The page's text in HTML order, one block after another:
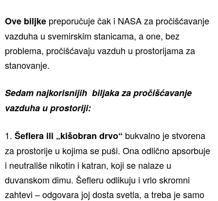
Ove biljke preporučuje čak i NASA za pročišćavanje
vazduha u svemirskim stanicama, a one, bez
problema, pročišćavaju vazduh u prostorijama za
stanovanje.
Sedam najkorisnijih biljaka za pročišćavanje
vazduha u prostoriji:
1. Šeflera ili „kišobran drvo“ bukvalno je stvorena
za prostorije u kojima se puši. Ona odlično apsorbuje
i neutrališe nikotin i katran, koji se nalaze u
duvanskom dimu. Šefleru odlikuju i vrlo skromni
zahtevi – odgovara joj dosta svetla, a treba je samo